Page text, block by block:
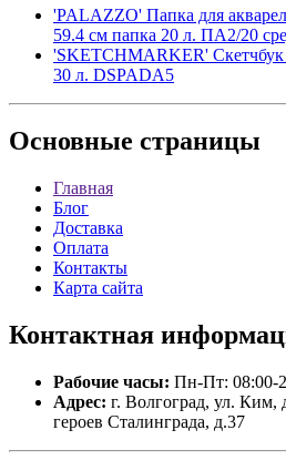
'PALAZZO' Папка для
59.4 см папка 20 л. ПА2/20
'SKETCHMARKER'
30 л. DSPADA5
Основные страницы
Главная
Блог
Доставка
Оплата
Контакты
Карта сайта
Контактная
Рабочие часы: Пн-Пт: 08:00-
Адрес: г. Волгоград, ул. Ким,
героев Сталинграда, д.37